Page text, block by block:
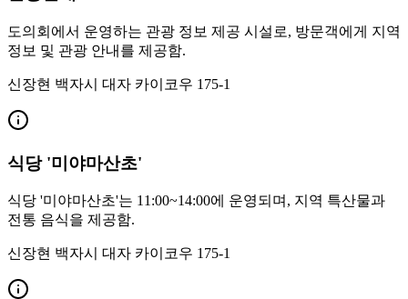
도의회에서 운영하는 관광 정보 제공 시설로, 방문객에게 지역
정보 및 관광 안내를 제공함.
신장현 백자시 대자 카이코우 175-1
식당 '미야마산초'
식당 '미야마산초'는 11:00~14:00에 운영되며, 지역 특산물과
전통 음식을 제공함.
신장현 백자시 대자 카이코우 175-1